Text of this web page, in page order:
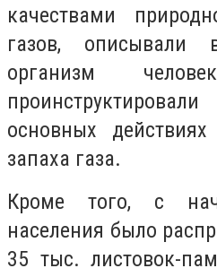
качествами
газов, описывали
организм
основных
запаха газа.
Кроме того, с
населения было
35 тыс. листовок-